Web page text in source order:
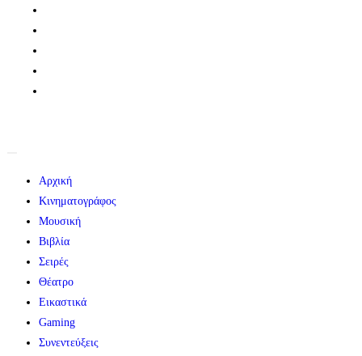
Αρχική
Κινηματογράφος
Μουσική
Βιβλία
Σειρές
Θέατρο
Εικαστικά
Gaming
Συνεντεύξεις